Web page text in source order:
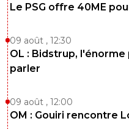
Le PSG offre 40ME
09 août , 12:30
OL : Bidstrup,
parler
09 août , 12:00
OM : Gouiri rencontre